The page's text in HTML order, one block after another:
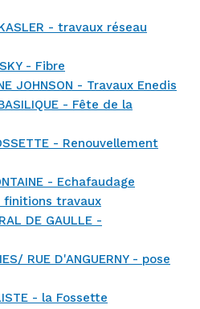
- travaux réseau
- Fibre
JOHNSON - Travaux Enedis
- Fête de la
- Renouvellement
- Echafaudage
finitions travaux
DE GAULLE -
RUE D'ANGUERNY - pose
- la Fossette